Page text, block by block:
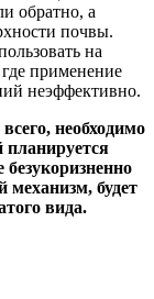
обратно, а
почвы.
на
применение
неэффективно.
необходимо
планируется
будет
вида.